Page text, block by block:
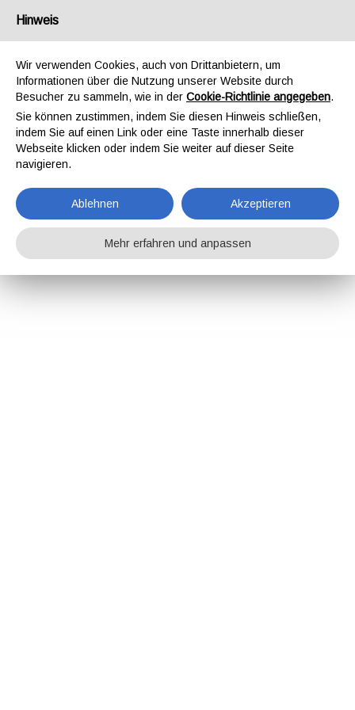
Hinweis
Wir verwenden Cookies, auch von Drittanbietern, um
Informationen über die Nutzung unserer Website durch
Besucher zu sammeln, wie in der Cookie-Richtlinie angegeben.
Sie können zustimmen, indem Sie diesen Hinweis schließen,
indem Sie auf einen Link oder eine Taste innerhalb dieser
Webseite klicken oder indem Sie weiter auf dieser Seite
navigieren.
Ablehnen Akzeptieren
Mehr erfahren und anpassen